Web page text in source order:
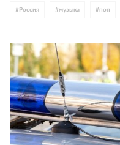
# Россия #музыка #поп